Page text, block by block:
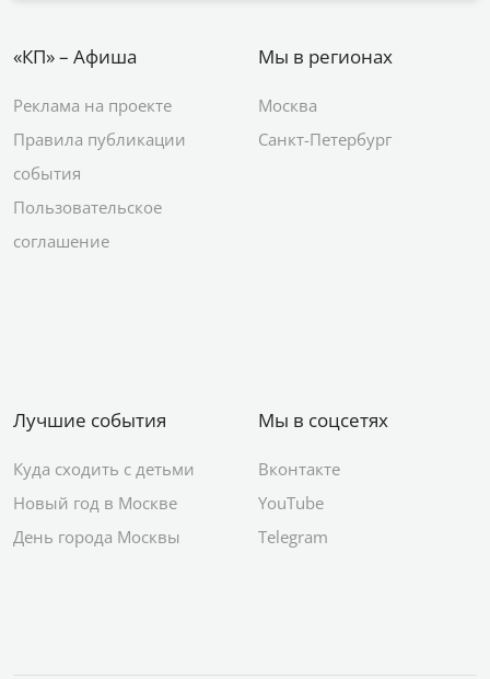
«КП» – Афиша
Реклама на проекте
Правила публикации
события
Пользовательское
соглашение
Мы в регионах
Москва
Санкт-Петербург
Лучшие события
Куда сходить с детьми
Новый год в Москве
День города Москвы
Мы в соцсетях
Вконтакте
YouTube
Telegram